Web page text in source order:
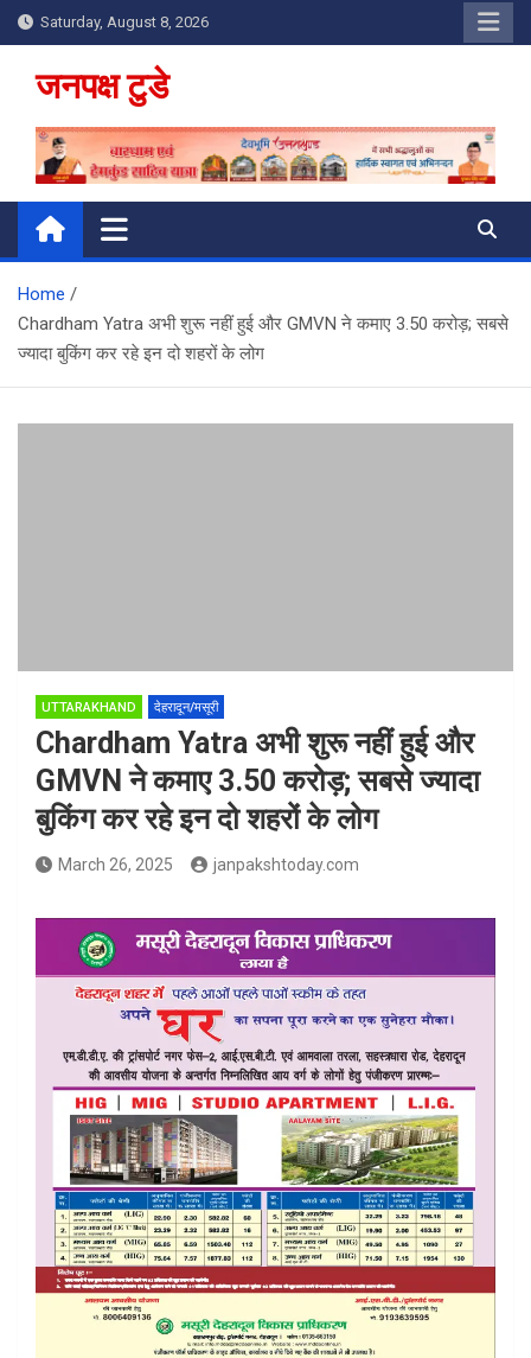
Skip
to
content
Saturday, August 8, 2026
जनपक्ष टुडे
Home
Chardham Yatra अभी शुरू नहीं हुई और GMVN ने कमाए 3.50 करोड़; सबसे
ज्‍यादा बुकिंग कर रहे इन दो शहरों के लोग
UTTARAKHAND देहरादून/मसूरी
Chardham Yatra अभी शुरू नहीं हुई और
GMVN ने कमाए 3.50 करोड़; सबसे ज्‍यादा
बुकिंग कर रहे इन दो शहरों के लोग
March 26, 2025 janpakshtoday.com